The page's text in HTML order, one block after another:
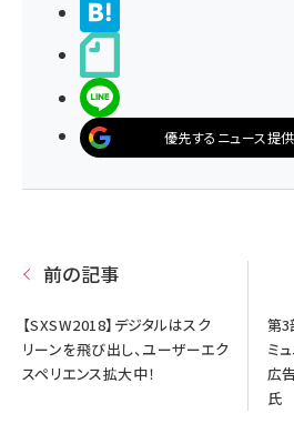
優先するニュース提
前の記事
【SXSW2018】デジタルはスク
リーンを飛び出し、ユーザーエク
スペリエンス拡大中！
第3
ミ
広
氏